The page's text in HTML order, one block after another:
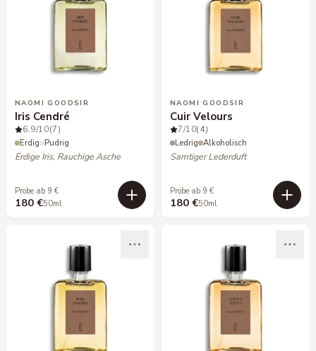
NAOMI GOODSIR
Iris Cendré
6.9/10(7)
Erdig Pudrig
Erdige Iris, Rauchige Asche
Probe ab 9 €
180 €50ml
NAOMI GOODSIR
Cuir Velours
7/10(4)
Ledrig Alkoholisch
Samtiger Lederduft
Probe ab 9 €
180 €50ml